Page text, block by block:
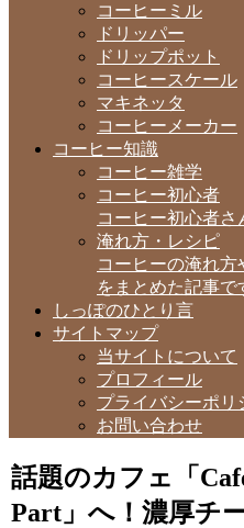
コーヒーミル
ドリッパー
ドリップポット
コーヒースケール
マキネッタ
コーヒーメーカー
コーヒー知識
コーヒー雑学
コーヒー初心者
コーヒー初心者さ
淹れ方・レシピ
コーヒーの淹れ
をまとめた記事で
しっぽのひとり言
サイトマップ
当サイトについて
プロフィール
プライバシーポリ
お問い合わせ
話題のカフェ「
Part」へ！濃厚チ